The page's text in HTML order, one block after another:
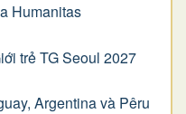
Humanitas
trẻ TG Seoul 2027
Argentina và Pêru